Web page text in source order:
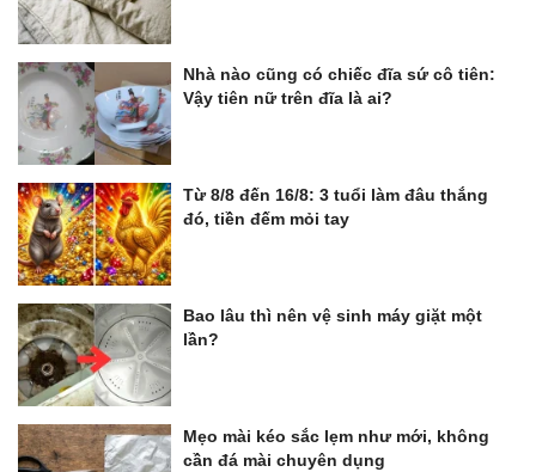
Nhà nào cũng có chiếc đĩa sứ cô tiên:
Vậy tiên nữ trên đĩa là ai?
Từ 8/8 đến 16/8: 3 tuổi làm đâu thắng
đó, tiền đếm mỏi tay
Bao lâu thì nên vệ sinh máy giặt một
lần?
Mẹo mài kéo sắc lẹm như mới, không
cần đá mài chuyên dụng